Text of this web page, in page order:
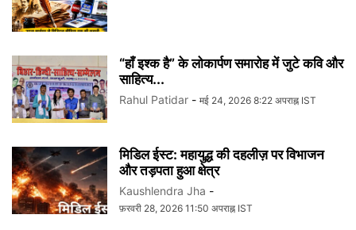
“हाँ इश्क है” के लोकार्पण समारोह में जुटे कवि और
साहित्य...
Rahul Patidar - मई 24, 2026 8:22 अपराह्न IST
मिडिल ईस्ट: महायुद्ध की दहलीज़ पर विभाजन
और तड़पता हुआ क्षेत्र
Kaushlendra Jha -
फ़रवरी 28, 2026 11:50 अपराह्न IST